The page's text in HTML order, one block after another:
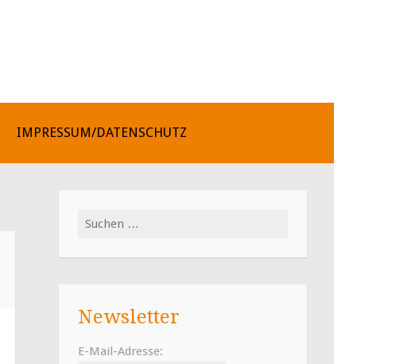
IMPRESSUM/DATENSCHUTZ
Suchen
Newsletter
E-Mail-Adresse: